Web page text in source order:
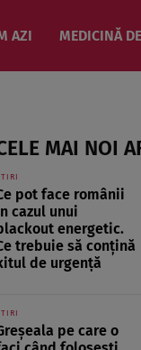
AZI MEDICINĂ
MAI NOI
pot face românii
cazul unui
energetic.
trebuie să conțină
de urgență
pe care o